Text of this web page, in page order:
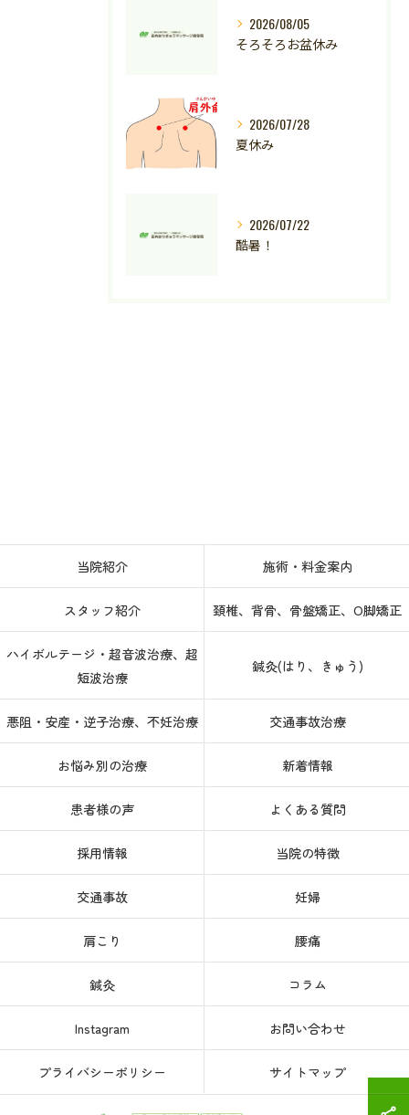
2026/08/05
そろそろお盆休み
2026/07/28
夏休み
2026/07/22
酷暑！
当院紹介 施術・料金案内
スタッフ紹介 頚椎、背骨、骨盤矯正、O脚矯正
ハイボルテージ・超音波治療、超
短波治療
鍼灸(はり、きゅう)
悪阻・安産・逆子治療、不妊治療 交通事故治療
お悩み別の治療 新着情報
患者様の声 よくある質問
採用情報 当院の特徴
交通事故 妊婦
肩こり 腰痛
鍼灸 コラム
Instagram お問い合わせ
プライバシーポリシー サイトマップ